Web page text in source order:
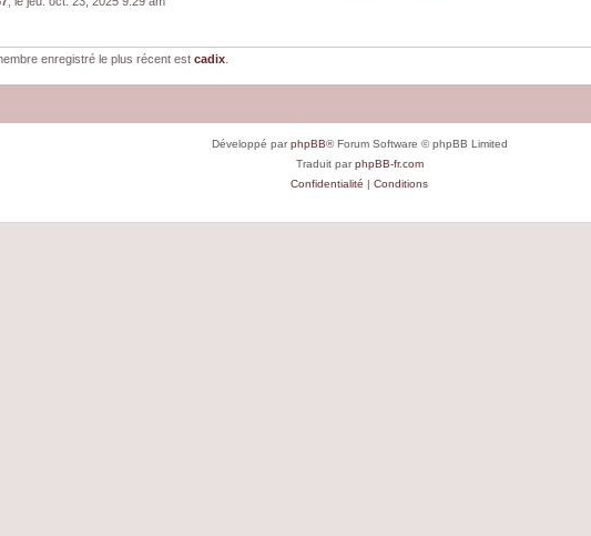
enregistré le plus récent est cadix
Développé parphpBB® Forum Software © phpBB Limited
Traduit parphpBB-fr.com
Confidentialité | Conditions